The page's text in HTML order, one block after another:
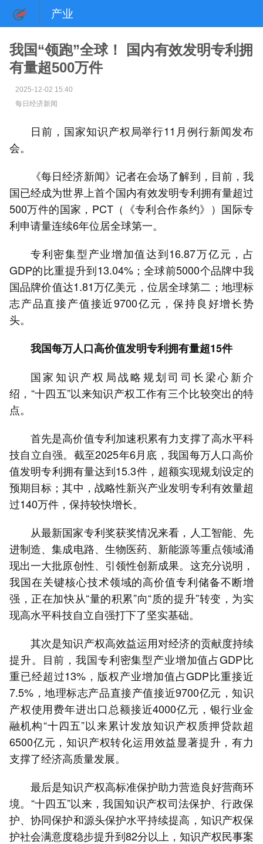
产业
我国“领跑”全球！ 国内有效发明专利拥
有量超500万件
2025-12-02 15:40
每日经济新闻
日前，国家知识产权局举行11月例行新闻发布
会。
《每日经济新闻》记者在会场了解到，目前，我
国已经成为世界上首个国内有效发明专利拥有量超过
500万件的国家，PCT（《专利合作条约》）国际专
利申请量连续6年位居全球第一。
专利密集型产业增加值达到16.87万亿元，占
GDP的比重提升到13.04%；全球前5000个品牌中我
国品牌价值达1.81万亿美元，位居全球第二；地理标
志产品直接产值接近9700亿元，保持良好增长势
头。
我国每万人口高价值发明专利拥有量超15件
国家知识产权局战略规划司司长梁心新介
绍，“十四五”以来知识产权工作有三个比较突出的特
点。
首先是高价值专利加速积累有力支撑了高水平科
技自立自强。截至2025年6月底，我国每万人口高价
值发明专利拥有量达到15.3件，超额实现规划设定的
预期目标；其中，战略性新兴产业发明专利有效量超
过140万件，保持较快增长。
从最新国家专利奖获奖情况来看，人工智能、先
进制造、集成电路、生物医药、新能源等重点领域涌
现出一大批原创性、引领性创新成果。这充分说明，
我国在关键核心技术领域的高价值专利储备不断增
强，正在加快从“量的积累”向“质的提升”转变，为实
现高水平科技自立自强打下了坚实基础。
其次是知识产权高效益运用对经济的贡献度持续
提升。目前，我国专利密集型产业增加值占GDP比
重已经超过13%，版权产业增加值占GDP比重接近
7.5%，地理标志产品直接产值接近9700亿元，知识
产权使用费年进出口总额接近4000亿元，银行业金
融机构“十四五”以来累计发放知识产权质押贷款超
6500亿元，知识产权转化运用效益显著提升，有力
支撑了经济高质量发展。
最后是知识产权高标准保护助力营造良好营商环
境。“十四五”以来，我国知识产权司法保护、行政保
护、协同保护和源头保护水平持续提高，知识产权保
护社会满意度稳步提升到82分以上，知识产权民事案